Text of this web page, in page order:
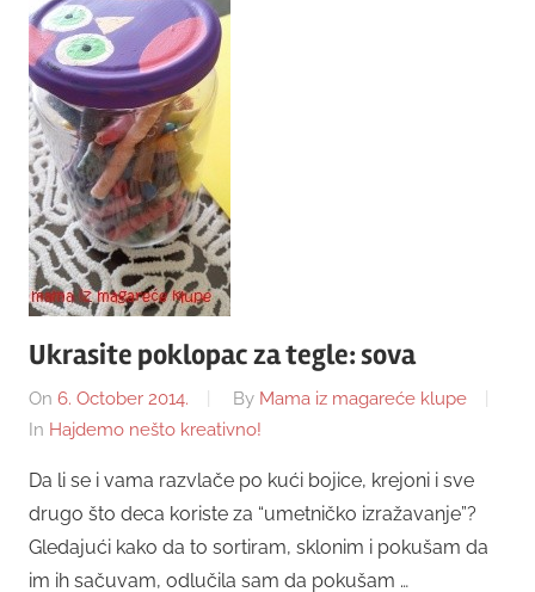
Ukrasite poklopac za tegle: sova
On 6. October 2014. By Mama iz magareće klupe
In Hajdemo nešto kreativno!
Da li se i vama razvlače po kući bojice, krejoni i sve
drugo što deca koriste za “umetničko izražavanje”?
Gledajući kako da to sortiram, sklonim i pokušam da
im ih sačuvam, odlučila sam da pokušam …